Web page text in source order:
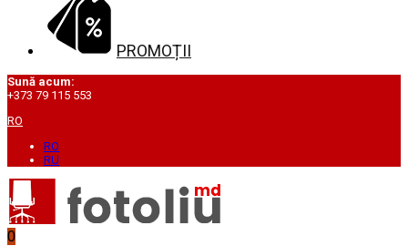
PROMOȚII
Sună acum:
+373 79 115 553
RO
RO
RU
0